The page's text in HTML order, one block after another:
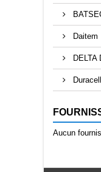
Daitem
DELTA
Duracell
Aucun